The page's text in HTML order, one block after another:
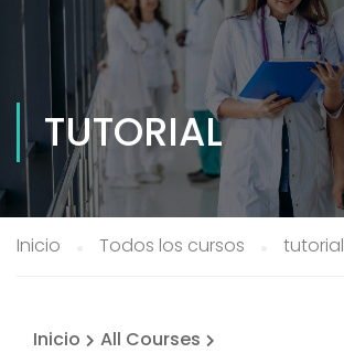
TUTORIAL
Inicio Todos los cursos tutorial
Inicio
All Courses